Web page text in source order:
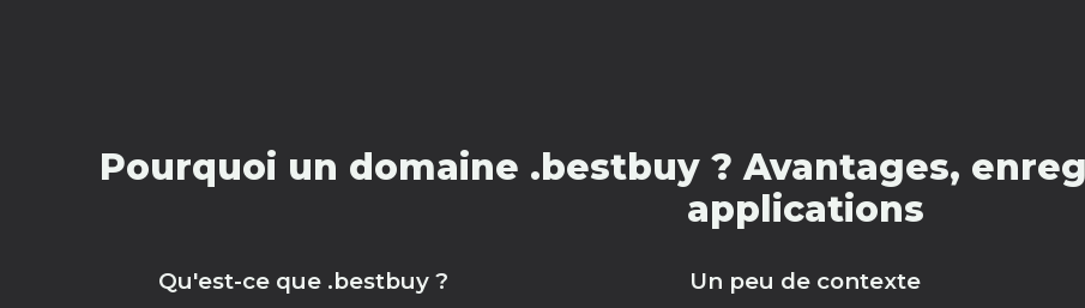
Pourquoi un domaine .bestbuy ? Avantages,
applications
Qu'est-ce que .bestbuy ? Un peu de contexte